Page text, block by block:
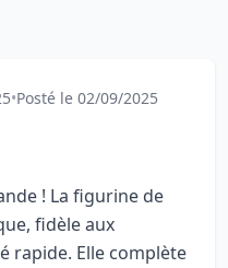
•Posté le 02/09/2025
! La figurine de
fidèle aux
rapide. Elle complète